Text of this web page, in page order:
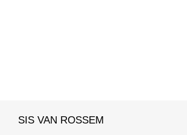
SIS VAN ROSSEM